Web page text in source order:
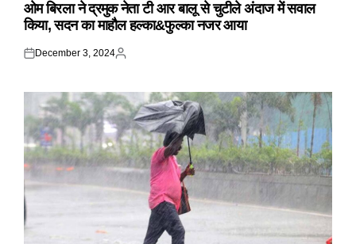
ओम बिरला ने द्रमुक नेता टी आर बालू से चुटीले अंदाज में सवाल
किया, सदन का माहौल हल्का&फुल्का नजर आया
Posted
December 3, 2024
Posted